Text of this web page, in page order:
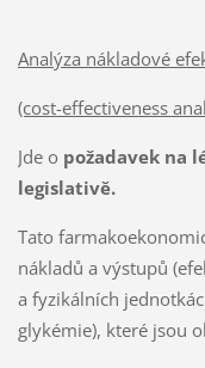
Analýza nákladové
(cost-effectiveness
Jde o požadavek na
legislativě.
Tato
nákladů a výstupů
a fyzikálních
glykémie), které jsou